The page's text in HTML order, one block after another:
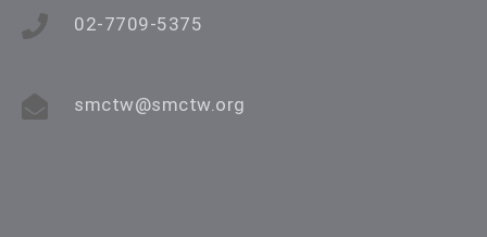
02-7709-5375
smctw@smctw.org